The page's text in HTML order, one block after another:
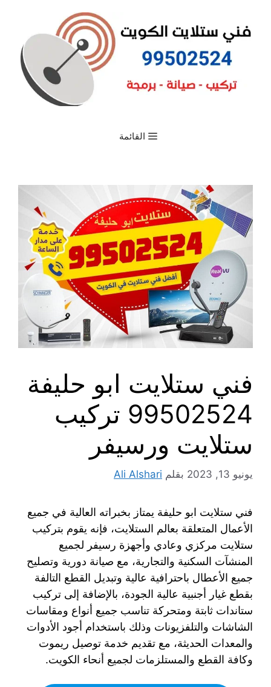
القائمة
فني ستلايت ابو حليفة
99502524 تركيب
ستلايت ورسيفر
يونيو 13, 2023 بقلم Ali Alshari
فني ستلايت ابو حليفة يمتاز بخبراته العالية في جميع
الأعمال المتعلقة بعالم الستلايت، فإنه يقوم بتركيب
ستلايت مركزي وعادي وأجهزة رسيفر لجميع
المنشآت السكنية والتجارية، مع صيانة دورية وتصليح
جميع الأعطال باحترافية عالية وتبديل القطع التالفة
بقطع غيار أجنبية عالية الجودة، بالإضافة إلى تركيب
ستاندات ثابتة ومتحركة تناسب جميع أنواع ومقاسات
الشاشات والتلفزيونات وذلك باستخدام أجود الأدوات
والمعدات الحديثة، مع تقديم خدمة توصيل ريموت
وكافة القطع والمستلزمات لجميع أنحاء الكويت.